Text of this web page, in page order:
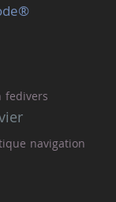
fedivers
navigation